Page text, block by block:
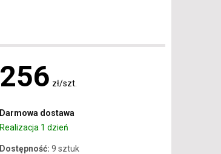
256 zł/szt.
Darmowa dostawa
Realizacja 1 dzień
Dostępność: 9 sztuk